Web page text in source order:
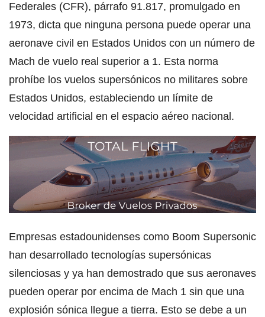
Federales (CFR), párrafo 91.817, promulgado en
1973, dicta que ninguna persona puede operar una
aeronave civil en Estados Unidos con un número de
Mach de vuelo real superior a 1. Esta norma
prohíbe los vuelos supersónicos no militares sobre
Estados Unidos, estableciendo un límite de
velocidad artificial en el espacio aéreo nacional.
Empresas estadounidenses como Boom Supersonic
han desarrollado tecnologías supersónicas
silenciosas y ya han demostrado que sus aeronaves
pueden operar por encima de Mach 1 sin que una
explosión sónica llegue a tierra. Esto se debe a un